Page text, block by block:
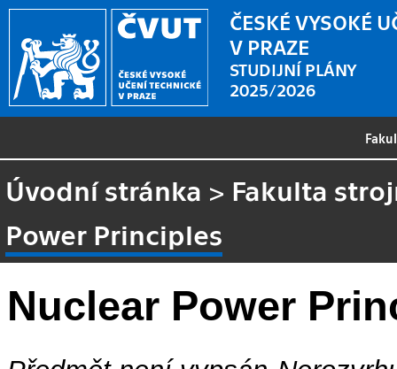
ČESKÉ VYSOKÉ
V PRAZE
STUDIJNÍ PLÁNY
2025/2026
Úvodní stránka > Fakulta
Power Principles
Nuclear Power